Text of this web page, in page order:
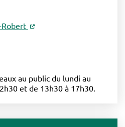
au public du lundi au
et de 13h30 à 17h30.